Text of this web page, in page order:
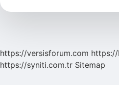
Altın
https://versisforum.com https://
https://syniti.com.tr Sitemap